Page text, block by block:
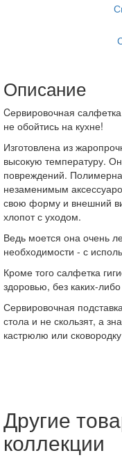
Описание
Cервировочная
не обойтись на кухне!
Изготовлена из
высокую температуру.
повреждений.
незаменимым
свою форму и внешний
хлопот с уходом.
Ведь моется она очень
необходимости - с
Кроме того салфетка
здоровью, без каких-
Сервировочная
стола и не скользят, а
кастрюлю или
Другие
коллекции